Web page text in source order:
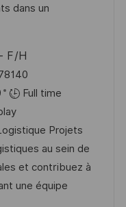
D
e
dans un
F/H
Full time
Projets
au sein de
et contribuez à
une équipe